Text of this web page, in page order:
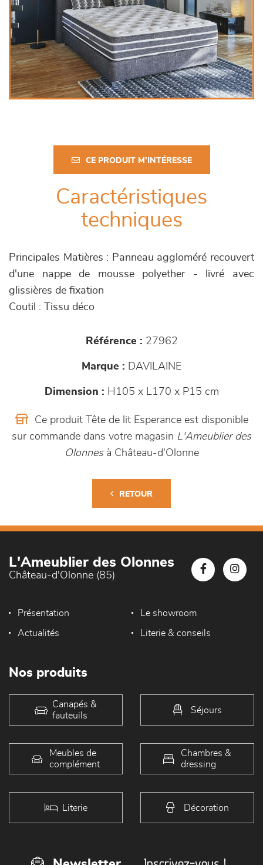
CE PRODUIT M'INTÉRESSE
Caractéristiques
techniques
Principales Matières : Panneau aggloméré recouvert
d'une nappe de mousse polyether - livré avec
glissières de fixation
Coutil : Tissu déco
Référence : 27962
Marque : DAVILAINE
Dimension : H105 x L170 x P15 cm
Ce produit Tête de lit Esperance est disponible
sur commande dans votre magasin L'Ameublier des
Olonnesà Château-d'Olonne
RETOUR
L'Ameublier des Olonnes
Château-d'Olonne (85)
Présentation Le showroom
Actualités Literie & conseils
Nos produits
Canapés &
fauteuils
Séjours
Meubles de
complément
Chambres &
dressing
Literie Décoration